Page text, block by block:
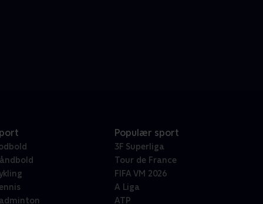
Populær sport
3F Superliga
Tour de France
FIFA VM 2026
A Liga
ATP